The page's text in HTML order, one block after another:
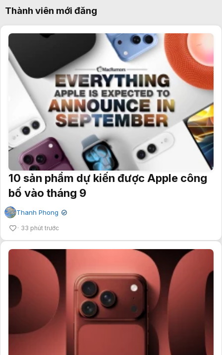
Thành viên mới đăng
10 sản phẩm dự kiến được Apple công
bố vào tháng 9
Thanh Phong ✔
33 phút trước